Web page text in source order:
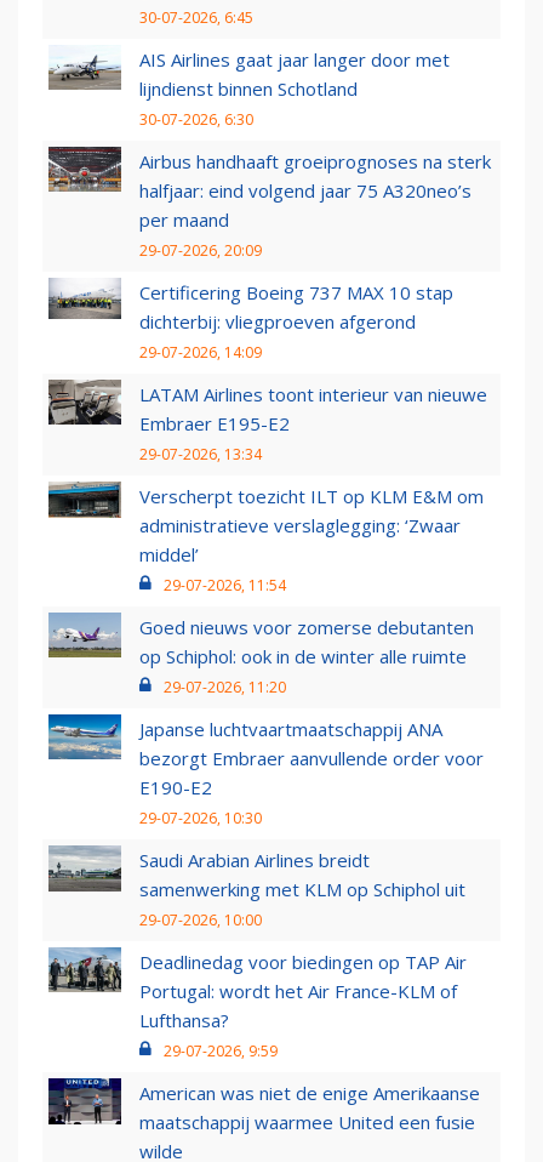
30-07-2026, 6:45
AIS Airlines gaat jaar langer door met
lijndienst binnen Schotland
30-07-2026, 6:30
Airbus handhaaft groeiprognoses na sterk
halfjaar: eind volgend jaar 75 A320neo’s
per maand
29-07-2026, 20:09
Certificering Boeing 737 MAX 10 stap
dichterbij: vliegproeven afgerond
29-07-2026, 14:09
LATAM Airlines toont interieur van nieuwe
Embraer E195-E2
29-07-2026, 13:34
Verscherpt toezicht ILT op KLM E&M om
administratieve verslaglegging: ‘Zwaar
middel’
29-07-2026, 11:54
Goed nieuws voor zomerse debutanten
op Schiphol: ook in de winter alle ruimte
29-07-2026, 11:20
Japanse luchtvaartmaatschappij ANA
bezorgt Embraer aanvullende order voor
E190-E2
29-07-2026, 10:30
Saudi Arabian Airlines breidt
samenwerking met KLM op Schiphol uit
29-07-2026, 10:00
Deadlinedag voor biedingen op TAP Air
Portugal: wordt het Air France-KLM of
Lufthansa?
29-07-2026, 9:59
American was niet de enige Amerikaanse
maatschappij waarmee United een fusie
wilde